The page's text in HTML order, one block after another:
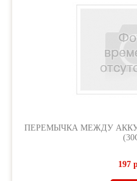
ПЕРЕМЫЧКА МЕЖДУ
197